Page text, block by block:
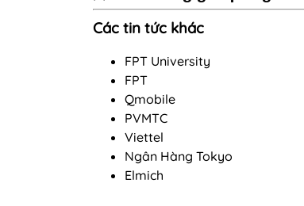
Các tin tức khác
FPT University
FPT
Qmobile
PVMTC
Viettel
Ngân Hàng Tokyo
Elmich